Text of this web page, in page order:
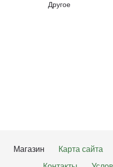
Другое
Магазин Карта сайта